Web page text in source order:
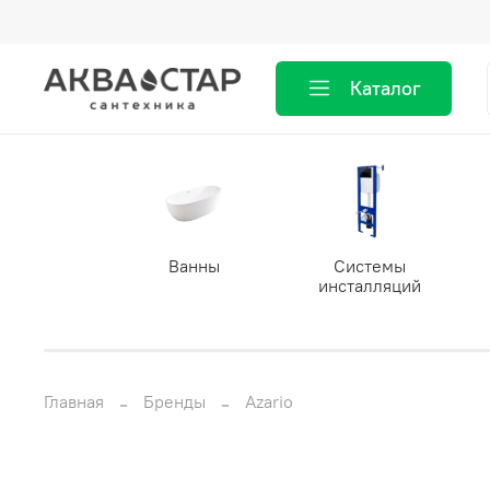
Каталог
Ванны
Системы
инсталляций
Главная Бренды Azario